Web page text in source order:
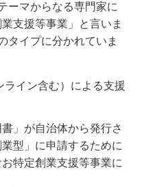
ーマからなる専門家に
支援等事業」と言いま
タイプに分かれていま
イン含む）による支援
」が自治体から発行さ
型」に申請するために
特定創業支援等事業に